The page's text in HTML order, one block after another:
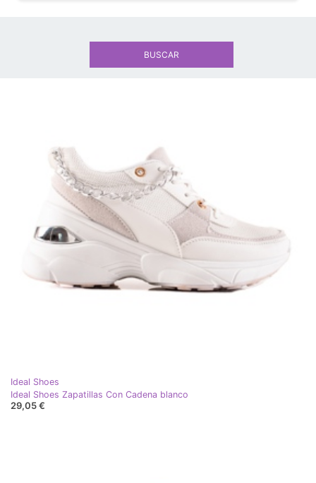
Ideal Shoes
Ideal Shoes Zapatillas Con Cadena blanco
29,05 €
BUSCAR